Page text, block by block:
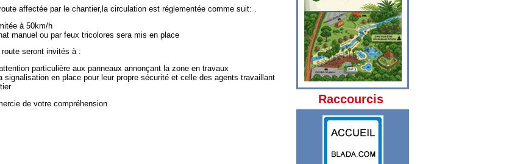
affectée par le chantier,la circulation est réglementée comme suit: .
à 50km/h
ou par feux tricolores sera mis en place
seront invités à :
particulière aux panneaux annonçant la zone en travaux
signalisation en place pour leur propre sécurité et celle des agents travaillant
de votre compréhension
Raccourcis